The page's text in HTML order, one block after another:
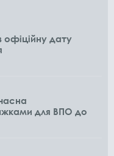
офіційну дату
для ВПО до